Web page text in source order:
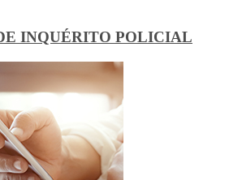
INQUÉRITO POLICIAL